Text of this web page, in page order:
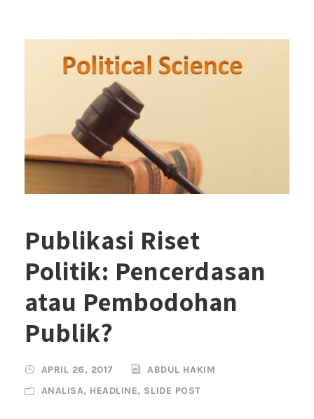
Publikasi Riset
Politik: Pencerdasan
atau Pembodohan
Publik?
APRIL 26, 2017
ABDUL HAKIM
ANALISA, HEADLINE, SLIDE POST